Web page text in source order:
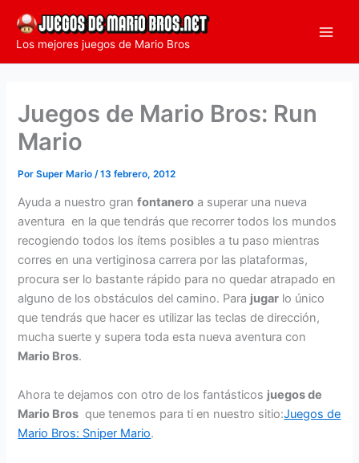
contenido
Los mejores juegos de Mario Bros
Juegos de Mario Bros: Run
Mario
PorSuper Mario/13 febrero, 2012
Ayuda a nuestro granfontanero a superar una nueva
aventura en la que tendrás que recorrer todos los mundos
recogiendo todos los ítems posibles a tu paso mientras
corres en una vertiginosa carrera por las plataformas,
procura ser lo bastante rápido para no quedar atrapado en
alguno de los obstáculos del camino. Para jugar lo único
que tendrás que hacer es utilizar las teclas de dirección,
mucha suerte y supera toda esta nueva aventura con
Mario Bros.
Ahora te dejamos con otro de los fantásticos juegos de
Mario Bros que tenemos para ti en nuestro sitio:Juegos de
Mario Bros: Sniper Mario.